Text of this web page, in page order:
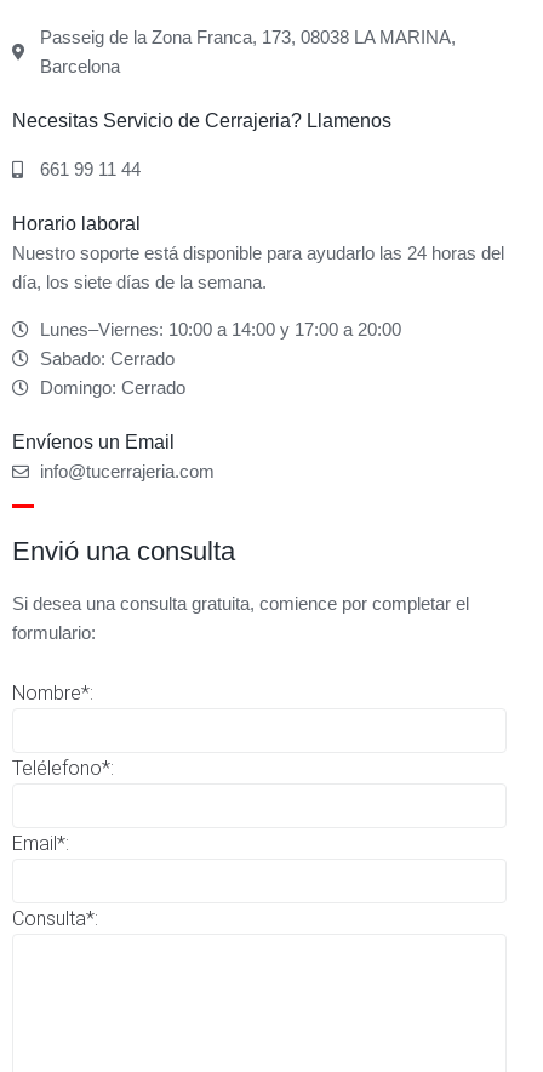
Passeig de la Zona Franca, 173, 08038 LA MARINA,
Barcelona
Necesitas Servicio de Cerrajeria? Llamenos
661 99 11 44
Horario laboral
Nuestro soporte está disponible para ayudarlo las 24 horas del
día, los siete días de la semana.
Lunes–Viernes: 10:00 a 14:00 y 17:00 a 20:00
Sabado: Cerrado
Domingo: Cerrado
Envíenos un Email
info@tucerrajeria.com
Envió una consulta
Si desea una consulta gratuita, comience por completar el
formulario:
Nombre*:
Telélefono*:
Email*:
Consulta*: